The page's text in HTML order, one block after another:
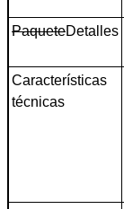
PaqueteDetalles
Características
técnicas